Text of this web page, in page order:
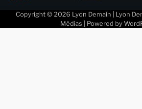
Copyright © 2026 Lyon Demain | Lyon
Médias | Powered by